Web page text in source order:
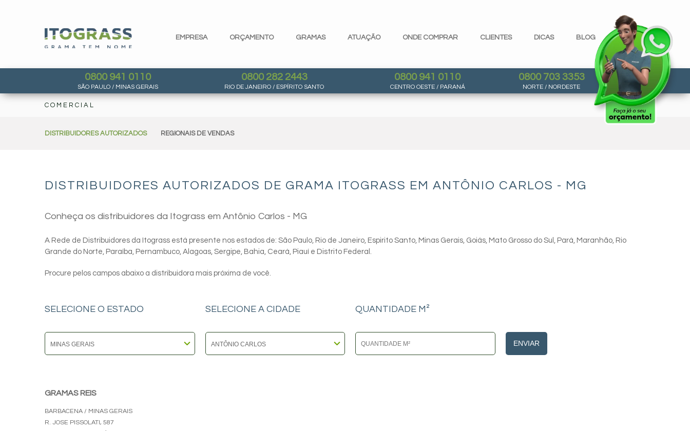
EMPRESA ORÇAMENTO GRAMAS ATUAÇÃO ONDE COMPRAR CLIENTES DICAS BLOG
0800 941 0110
SÃO PAULO / MINAS GERAIS
0800 282 2443
RIO DE JANEIRO / ESPÍRITO SANTO
0800 941 0110
CENTRO OESTE / PARANÁ
0800 703 3353
NORTE / NORDESTE
COMERCIAL
DISTRIBUIDORES AUTORIZADOS REGIONAIS DE VENDAS
DISTRIBUIDORES AUTORIZADOS DE GRAMA ITOGRASS EM ANTÔNIO CARLOS - MG
Conheça os distribuidores da Itograss em Antônio Carlos - MG
A Rede de Distribuidores da Itograss está presente nos estados de: São Paulo, Rio de Janeiro, Espirito Santo, Minas Gerais, Goiás, Mato Grosso do Sul, Pará, Maranhão, Rio
Grande do Norte, Paraíba, Pernambuco, Alagoas, Sergipe, Bahia, Ceará, Piauí e Distrito Federal.
Procure pelos campos abaixo a distribuidora mais próxima de você.
SELECIONE O ESTADO SELECIONE A CIDADE QUANTIDADE M²
ENVIAR
GRAMAS REIS
BARBACENA / MINAS GERAIS
R. JOSE PISSOLATI, 587